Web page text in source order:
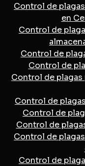
Control de
en
Control de
Control de
Control de
Control de plagas
Control de
Control de
Control de
Control de
Control de